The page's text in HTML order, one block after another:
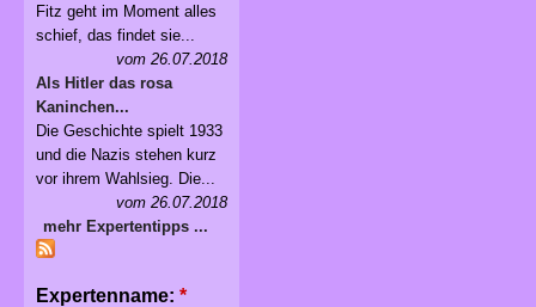
Fitz geht im Moment alles
schief, das findet sie...
vom 26.07.2018
Als Hitler das rosa
Kaninchen...
Die Geschichte spielt 1933
und die Nazis stehen kurz
vor ihrem Wahlsieg. Die...
vom 26.07.2018
mehr Expertentipps ...
Expertenname: *